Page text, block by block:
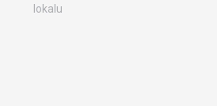
lokalu